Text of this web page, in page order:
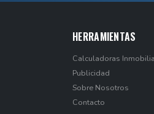
HERRAMIENTAS
Calculadoras
Publicidad
Sobre Nosotros
Contacto